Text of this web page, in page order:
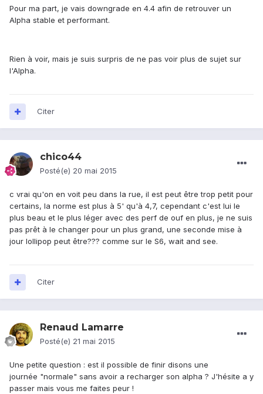
Pour ma part, je vais downgrade en 4.4 afin de retrouver un
Alpha stable et performant.
Rien à voir, mais je suis surpris de ne pas voir plus de sujet sur
l'Alpha.
Citer
chico44
Posté(e) 20 mai 2015
c vrai qu'on en voit peu dans la rue, il est peut être trop petit pour
certains, la norme est plus à 5' qu'à 4,7, cependant c'est lui le
plus beau et le plus léger avec des perf de ouf en plus, je ne suis
pas prêt à le changer pour un plus grand, une seconde mise à
jour lollipop peut être??? comme sur le S6, wait and see.
Citer
Renaud Lamarre
Posté(e) 21 mai 2015
Une petite question : est il possible de finir disons une
journée "normale" sans avoir a recharger son alpha ? J'hésite a y
passer mais vous me faites peur !